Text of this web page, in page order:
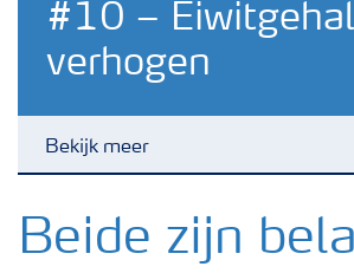
#10 –
verhogen
Bekijk meer
Nieuwsbrieven
Beide zijn